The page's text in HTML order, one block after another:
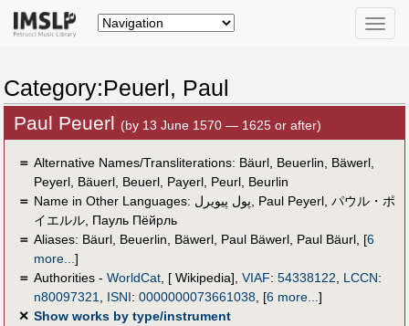
Toggle
Category:Peuerl, Paul
Paul Peuerl (by 13 June 1570 — 1625 or after)
＝ Alternative Names/Transliterations: Bäurl, Beuerlin, Bäwerl,
Peyerl, Bäuerl, Beuerl, Payerl, Peurl, Beurlin
＝ Name in Other Languages: پول پيويرل, Paul Peyerl, パウル・ポ
イエルル, Пауль Пёйрль
＝ Aliases: Bäurl, Beuerlin, Bäwerl, Paul Bäwerl, Paul Bäurl, [6
more...]
＝ Authorities - WorldCat, [ Wikipedia], VIAF: 54338122, LCCN:
n80097321, ISNI: 0000000073661038, [6 more...]
✕ Show works by type/instrument